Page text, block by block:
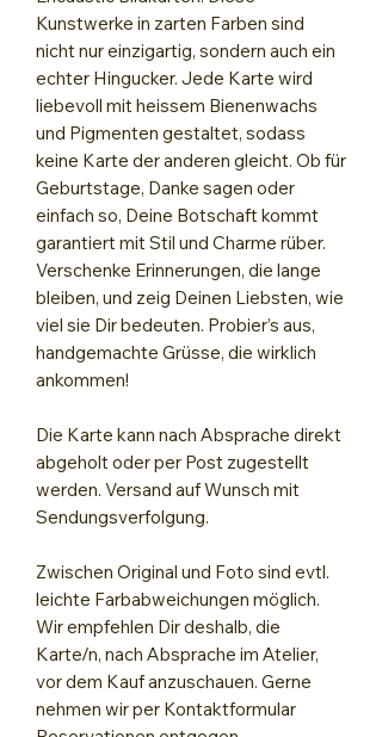
Kunstwerke in zarten Farben sind
nicht nur einzigartig, sondern auch ein
echter Hingucker. Jede Karte wird
liebevoll mit heissem Bienenwachs
und Pigmenten gestaltet, sodass
keine Karte der anderen gleicht. Ob für
Geburtstage, Danke sagen oder
einfach so, Deine Botschaft kommt
garantiert mit Stil und Charme rüber.
Verschenke Erinnerungen, die lange
bleiben, und zeig Deinen Liebsten, wie
viel sie Dir bedeuten. Probier’s aus,
handgemachte Grüsse, die wirklich
ankommen!
Die Karte kann nach Absprache direkt
abgeholt oder per Post zugestellt
werden. Versand auf Wunsch mit
Sendungsverfolgung.
Zwischen Original und Foto sind evtl.
leichte Farbabweichungen möglich.
Wir empfehlen Dir deshalb, die
Karte/n, nach Absprache im Atelier,
vor dem Kauf anzuschauen. Gerne
nehmen wir per Kontaktformular